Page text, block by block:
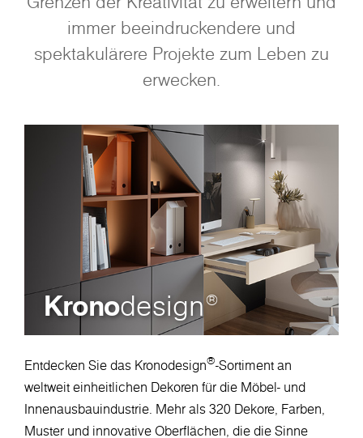
immer beeindruckendere und
spektakulärere Projekte zum Leben zu
erwecken.
Kronodesign®
Entdecken Sie das Kronodesign®-Sortiment an
weltweit einheitlichen Dekoren für die Möbel- und
Innenausbauindustrie. Mehr als 320 Dekore, Farben,
Muster und innovative Oberflächen, die die Sinne